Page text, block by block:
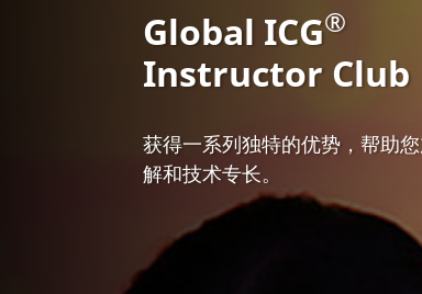
Global ICG®
Instructor Club
获得一系列独特的优势，帮助
解和技术专长。